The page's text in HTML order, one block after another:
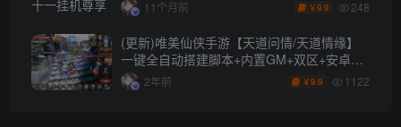
11个月前 ￥9.9 248
(更新)唯美仙侠手游【天道问情/天道情缘】
一键全自动搭建脚本+内置GM+双区+安卓
+GM授权后台
2年前 ￥9.9 1122